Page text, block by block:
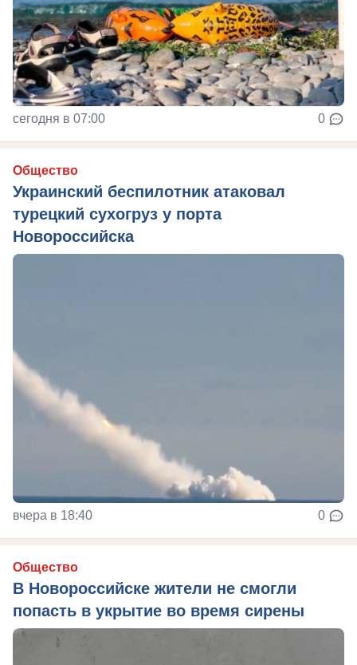
сегодня в 07:00 0
Общество
Украинский беспилотник атаковал
турецкий сухогруз у порта
Новороссийска
вчера в 18:40 0
Общество
В Новороссийске жители не смогли
попасть в укрытие во время сирены